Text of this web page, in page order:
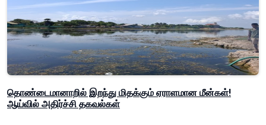
தொண்டைமானாறில் இறந்து மிதக்கும் ஏராளமான மீன்கள்!
ஆய்வில் அதிர்ச்சி தகவல்கள்